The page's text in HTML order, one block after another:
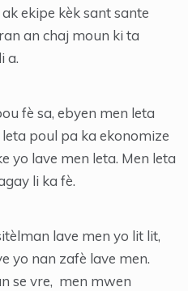
ekipe kèk sant sante
an chaj moun ki ta
a.
fè sa, ebyen men leta
poul pa ka ekonomize
yo lave men leta. Men leta
li ka fè.
lave men yo lit lit,
yo nan zafè lave men.
se vre, men mwen